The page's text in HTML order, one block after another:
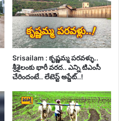
Srisailam : కృష్ణమ్మ పరవళ్ళు..
శ్రీశైలంకు భారీ వరద.. ఎన్ని టిఎంసీ
చేరిందంటే.. లేటెస్ట్ అప్డేట్..!